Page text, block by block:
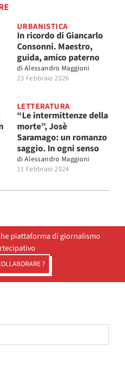
URBANISTICA
In ricordo di Giancarlo
Consonni. Maestro,
guida, amico paterno
di Alessandro Maggioni
23 Febbraio 2026
LETTERATURA
“Le intermittenze della
morte”, Josè
Saramago: un romanzo
saggio. In ogni senso
di Alessandro Maggioni
11 Febbraio 2024
piattaforma di giornalismo
?